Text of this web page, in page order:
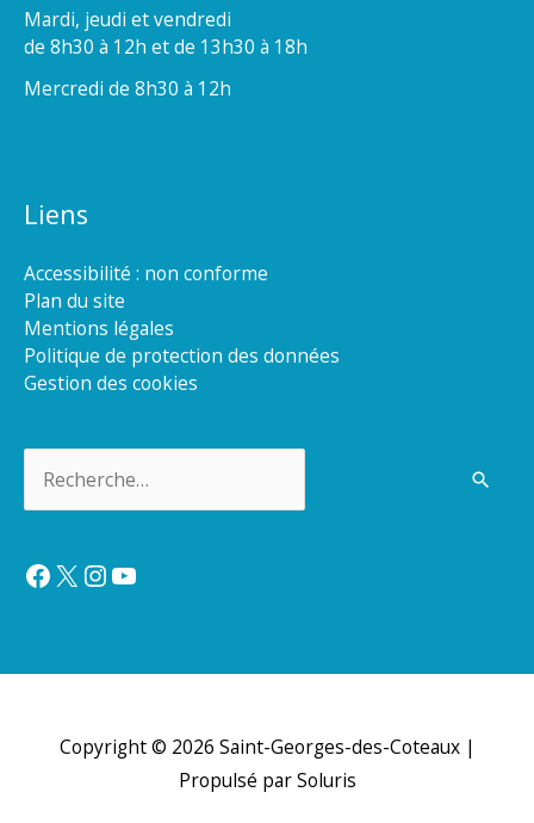
Mardi, jeudi et vendredi
de 8h30 à 12h et de 13h30 à 18h
Mercredi de 8h30 à 12h
Liens
Accessibilité : non conforme
Plan du site
Mentions légales
Politique de protection des données
Gestion des cookies
Facebook
X Instagram
YouTube
Copyright © 2026 Saint-Georges-des-Coteaux|
Propulsé par Soluris